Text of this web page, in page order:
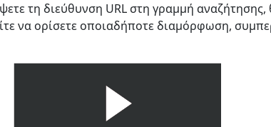
τη διεύθυνση URL στη γραμμή αναζήτησης,
να ορίσετε οποιαδήποτε διαμόρφωση,